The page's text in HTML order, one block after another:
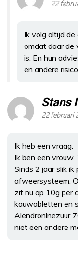
22
Ik volg altijd de
omdat daar de
is. En hun
en andere
Stans
22 februari
Ik heb een vraag.
Ik ben een vrouw,
Sinds 2 jaar slik
afweersysteem.
zit nu op 10g per
kauwabletten en
Alendroninezuur
niet een andere